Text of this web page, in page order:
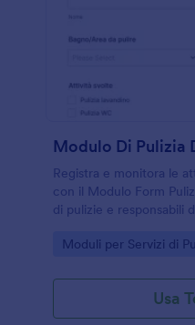
Registra e monitora le
con il Modulo Form
di pulizie e responsabili
risposta.
Go to Category:
Moduli per Servizi di
Usa